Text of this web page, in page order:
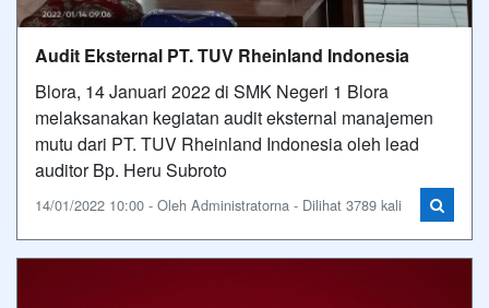
Audit Eksternal PT. TUV Rheinland Indonesia
Blora, 14 Januari 2022 di SMK Negeri 1 Blora
melaksanakan kegiatan audit eksternal manajemen
mutu dari PT. TUV Rheinland Indonesia oleh lead
auditor Bp. Heru Subroto
14/01/2022 10:00 - Oleh Administratorna - Dilihat 3789 kali